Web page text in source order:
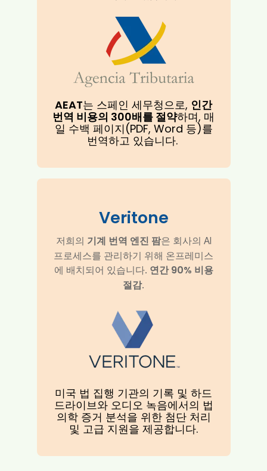
AEAT는 스페인 세무청으로, 인간
번역 비용의 300배를 절약하며, 매
일 수백 페이지(PDF, Word 등)를
번역하고 있습니다.
Veritone
저희의 기계 번역 엔진 팜은 회사의 AI
프로세스를 관리하기 위해 온프레미스
에 배치되어 있습니다. 연간 90% 비용
절감.
미국 법 집행 기관의 기록 및 하드
드라이브와 오디오 녹음에서의 법
의학 증거 분석을 위한 첨단 처리
및 고급 지원을 제공합니다.